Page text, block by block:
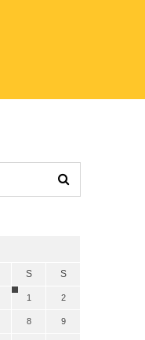
S S
1 2
8 9